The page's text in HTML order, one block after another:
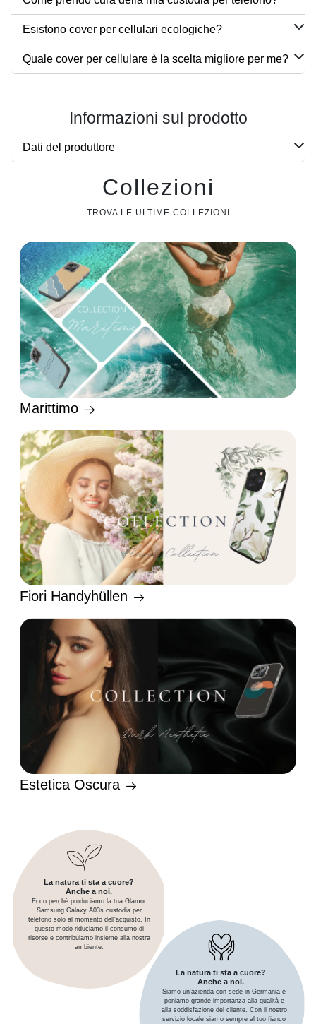
Esistono cover per cellulari ecologiche?
Quale cover per cellulare è la scelta migliore per me?
Informazioni sul prodotto
Dati del produttore
Collezioni
TROVA LE ULTIME COLLEZIONI
Marittimo
Fiori Handyhüllen
Estetica Oscura
La natura ti sta a cuore?
Anche a noi.
Ecco perché produciamo la tua Glamor
Samsung Galaxy A03s custodia per
telefono solo al momento dell'acquisto. In
questo modo riduciamo il consumo di
risorse e contribuiamo insieme alla nostra
ambiente.
La natura ti sta a cuore?
Anche a noi.
Siamo un'azienda con sede in Germania e
poniamo grande importanza alla qualità e
alla soddisfazione del cliente. Con il nostro
servizio locale siamo sempre al tuo fianco